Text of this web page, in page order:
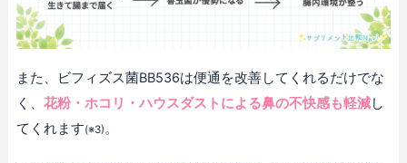
また、ビフィズス菌BB536は便通を改善してくれるだけでな
く、 花粉・ホコリ・ハウスダストによる鼻の不快感も軽減し
てくれます(※3)。